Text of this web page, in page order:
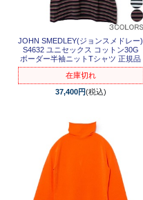
JOHN SMEDLEY(ジョンスメドレー)
S4632 ユニセックス コットン30G
ボーダー半袖ニットTシャツ 正規品
在庫切れ
37,400円(税込)